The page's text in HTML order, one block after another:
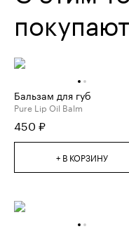
покупают
Бальзам для губ
Pure Lip Oil Balm
450 ₽
+ В КОРЗИНУ